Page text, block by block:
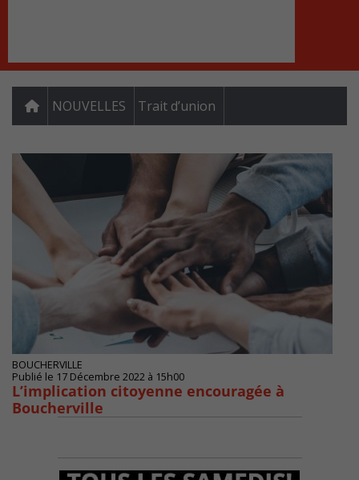
NOUVELLES Trait d’union
BOUCHERVILLE
Publié le 17 Décembre 2022 à 15h00
L’implication citoyenne encouragée à
Boucherville